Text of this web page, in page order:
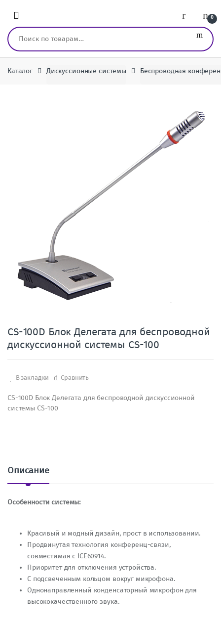
0
Искать:
Каталог Дискуссионные системы Беспроводная
CS-100D Блок Делегата для беспроводной
дискуссионной системы CS-100
В закладки Сравнить
CS-100D Блок Делегата для беспроводной дискуссионной
системы CS-100
Описание
Особенности системы:
Красивый и модный дизайн, прост в использовании.
Продвинутая технология конференц-связи,
совместимая с ICE60914.
Приоритет для отключения устройства.
С подсвеченным кольцом вокруг микрофона.
Однонаправленный конденсаторный микрофон для
высококачественного звука.